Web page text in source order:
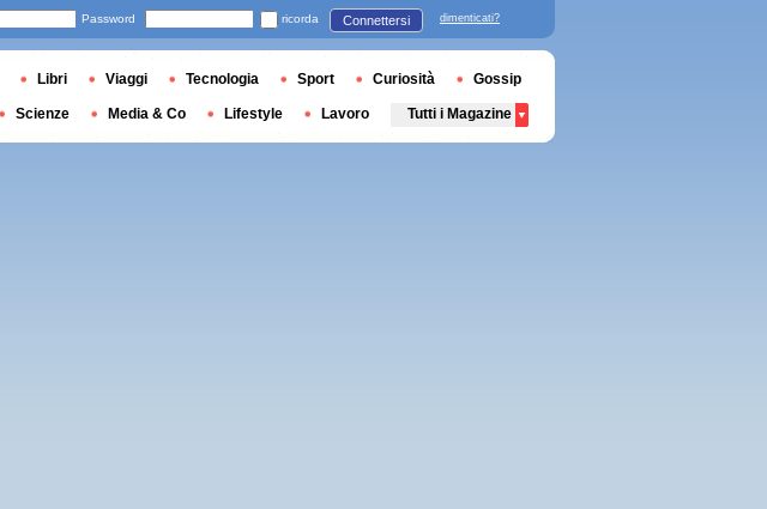
Password ricorda Connettersi dimenticati?
Libri Viaggi Tecnologia Sport Curiosità Gossip
Scienze Media & Co Lifestyle Lavoro Tutti i Magazine